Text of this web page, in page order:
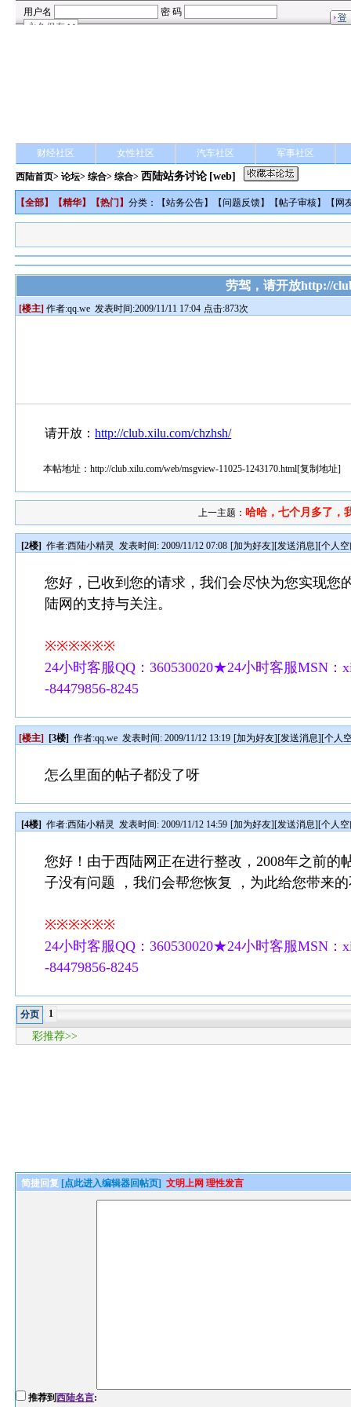
财经社区 女性社区 汽车社区 军事社区
西陆首页>论坛>综合> 综合> 西陆站务讨论 [web]
【全部】【精华】【热门 】分类：【站务公告】【问题反馈】【帖子审核】【 网
劳驾，请开放http://
[楼主] 作者:qq.we 发表时间:2009/11/11 17:04 点击:873次
请开放：http://club.xilu.com/chzhsh/
本帖地址：http://club.xilu.com/web/msgview-11025-1243170.html[复制地址]
上一主题： 哈哈，七个月多了，
[2楼] 作者:西陆小精灵 发表时间: 2009/11/12 07:08 [加为好友][发送消息][个人
您好，已收到您的请求，我们会尽快为您实现您
陆网的支持与关注。
※※※※※※
24小时客服QQ：360530020★24小时客服MSN
-84479856-8245
[楼主] [3楼] 作者:qq.we 发表时间: 2009/11/12 13:19 [加为好友][发送消息][个人
怎么里面的帖子都没了呀
[4楼] 作者:西陆小精灵 发表时间: 2009/11/12 14:59 [加为好友][发送消息][个人
您好！由于西陆网正在进行整改，2008年之前
子没有问题 ，我们会帮您恢复 ，为此给您带来
※※※※※※
24小时客服QQ：360530020★24小时客服MSN
-84479856-8245
分页 1
彩推荐>>
简捷回复 [点此进入编辑器回帖页] 文明上网 理性发言
推荐到西陆名言: